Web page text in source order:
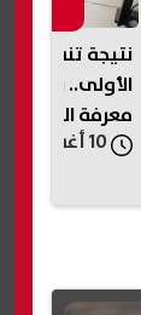
السعودية
دفاعي يفتح
إقليمي جديد
10 أغسطس, 2026 05:19 م